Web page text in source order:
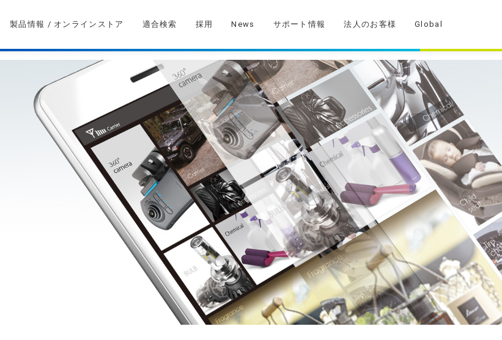
製品情報 / オンラインストア 適合検索 採用 News サポート情報 法人のお客様 Global